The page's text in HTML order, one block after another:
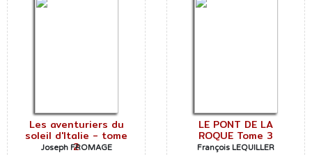
Les aventuriers du
soleil d'Italie - tome
2
Joseph FROMAGE
LE PONT DE LA
ROQUE Tome 3
François LEQUILLER